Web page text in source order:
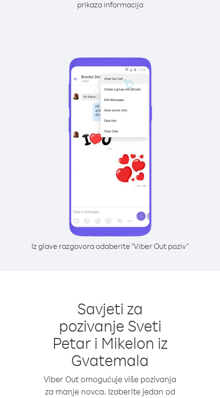
prikaza informacija
Iz glave razgovora odaberite "Viber Out poziv"
Savjeti za
pozivanje Sveti
Petar i Mikelon iz
Gvatemala
Viber Out omogućuje više pozivanja
za manje novca. Izaberite jedan od